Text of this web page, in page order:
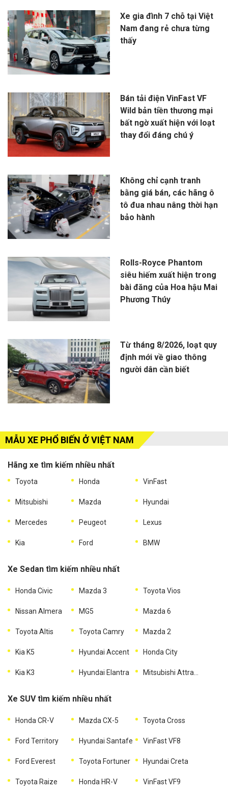
Xe gia đình 7 chỗ tại Việt
Nam đang rẻ chưa từng
thấy
Bán tải điện VinFast VF
Wild bản tiền thương mại
bất ngờ xuất hiện với loạt
thay đổi đáng chú ý
Không chỉ cạnh tranh
bằng giá bán, các hãng ô
tô đua nhau nâng thời hạn
bảo hành
Rolls-Royce Phantom
siêu hiếm xuất hiện trong
bài đăng của Hoa hậu Mai
Phương Thúy
Từ tháng 8/2026, loạt quy
định mới về giao thông
người dân cần biết
MẪU XE PHỔ BIẾN Ở VIỆT NAM
Hãng xe tìm kiếm nhiều nhất
Toyota Honda VinFast
Mitsubishi Mazda Hyundai
Mercedes Peugeot Lexus
Kia Ford BMW
Xe Sedan tìm kiếm nhiều nhất
Honda Civic Mazda 3 Toyota Vios
Nissan Almera MG5 Mazda 6
Toyota Altis Toyota Camry Mazda 2
Kia K5 Hyundai Accent Honda City
Kia K3 Hyundai Elantra
Xe SUV tìm kiếm nhiều nhất
Honda CR-V Mazda CX-5 Toyota Cross
Ford Territory Hyundai Santafe VinFast VF8
Ford Everest Toyota Fortuner Hyundai Creta
Toyota Raize Honda HR-V VinFast VF9